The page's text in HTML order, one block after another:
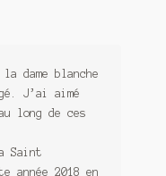
dame blanche
J’ai aimé
long de ces
Saint
année 2018 en